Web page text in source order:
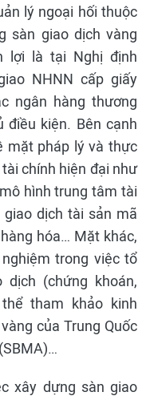
lý ngoại hối thuộc
sàn giao dịch vàng
lợi là tại Nghị định
NHNN cấp giấy
ngân hàng thương
điều kiện. Bên cạnh
mặt pháp lý và thực
chính hiện đại như
hình trung tâm tài
dịch tài sản mã
hóa… Mặt khác,
trong việc tổ
(chứng khoán,
tham khảo kinh
của Trung Quốc
xây dựng sàn giao